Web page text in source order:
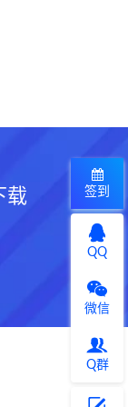
载 签到
QQ
微信
Q群